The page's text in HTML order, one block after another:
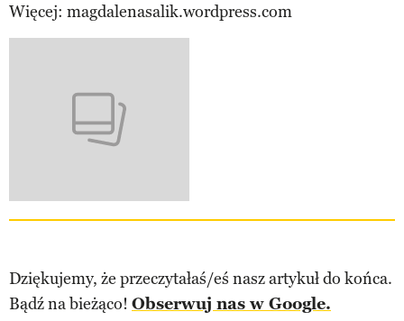
Więcej: magdalenasalik.wordpress.com
Dziękujemy, że przeczytałaś/eś nasz artykuł do końca.
Bądź na bieżąco! Obserwuj nas w Google.